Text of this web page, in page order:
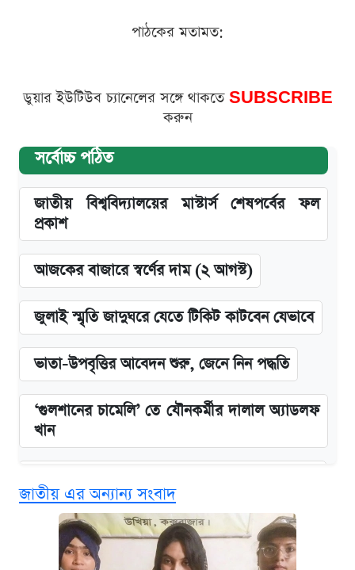
পাঠকের মতামত:
ডুয়ার ইউটিউব চ্যানেলের সঙ্গে থাকতে SUBSCRIBE
করুন
সর্বোচ্চ পঠিত
জাতীয় বিশ্ববিদ্যালয়ের মাস্টার্স শেষপর্বের ফল
প্রকাশ
আজকের বাজারে স্বর্ণের দাম (২ আগস্ট)
জুলাই স্মৃতি জাদুঘরে যেতে টিকিট কাটবেন যেভাবে
ভাতা-উপবৃত্তির আবেদন শুরু, জেনে নিন পদ্ধতি
‘গুলশানের চামেলি’ তে যৌনকর্মীর দালাল অ্যাডলফ
খান
এক ক্লিকে জেনে নিন আইফোন ১৮ প্রো ম্যাক্সের
দাম ও ফিচার
জাতীয় এর অন্যান্য সংবাদ